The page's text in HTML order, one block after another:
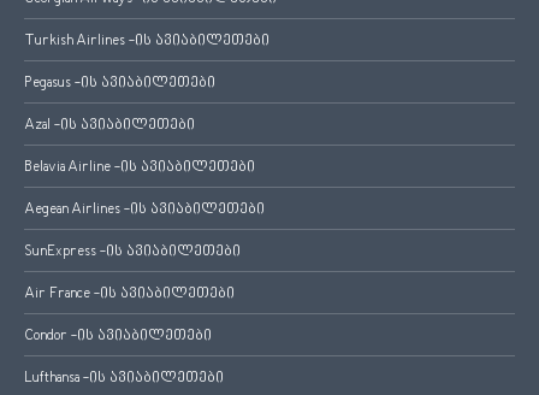
Turkish Airlines -ის ავიაბილეთები
Pegasus -ის ავიაბილეთები
Azal -ის ავიაბილეთები
Belavia Airline -ის ავიაბილეთები
Aegean Airlines -ის ავიაბილეთები
SunExpress -ის ავიაბილეთები
Air France -ის ავიაბილეთები
Condor -ის ავიაბილეთები
Lufthansa -ის ავიაბილეთები